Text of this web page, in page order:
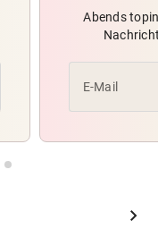
Abends
E-Mail
chevron_right